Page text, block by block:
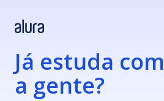
Já estuda com
a gente?